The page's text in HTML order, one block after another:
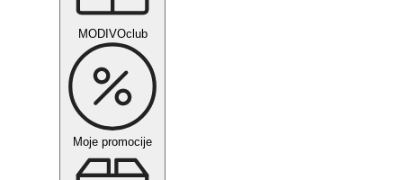
MODIVOclub
Moje promocije